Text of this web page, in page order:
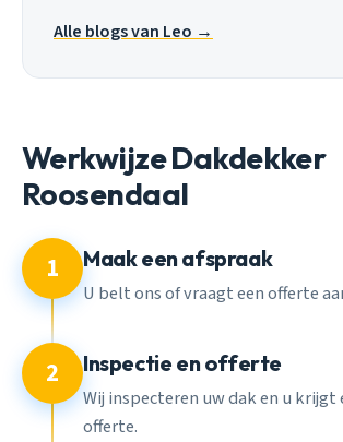
Alle blogs van Leo →
Werkwijze Dakdekker
Roosendaal
1 Maak een afspraak
U belt ons of vraagt een offerte
2 Inspectie en offerte
Wij inspecteren uw dak en u
offerte.